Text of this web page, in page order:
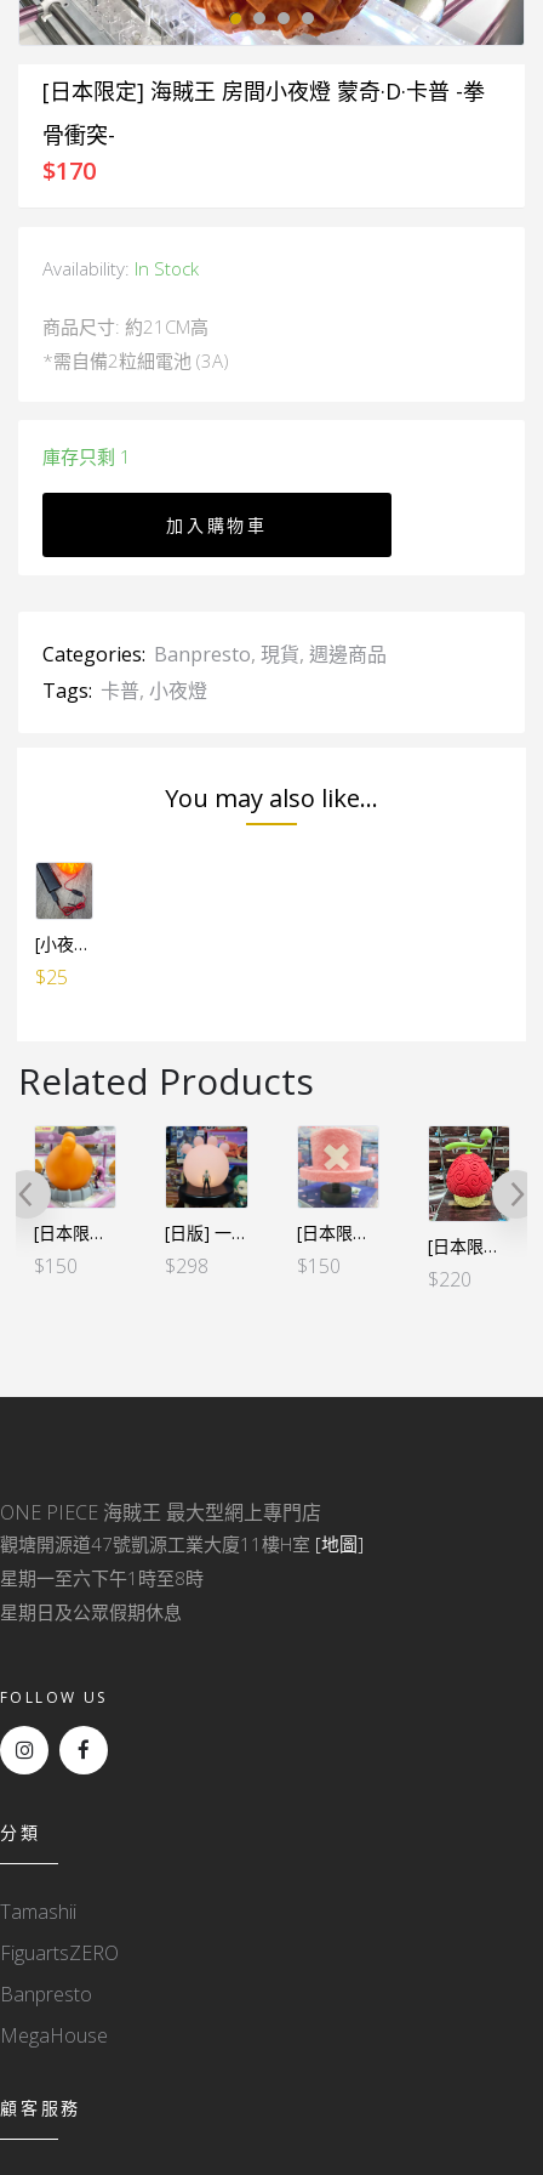
[日本限定] 海賊王 房間小夜燈 蒙奇·D·卡普 -拳
骨衝突-
$170
Availability: In Stock
商品尺寸: 約21CM高
*需自備2粒細電池 (3A)
庫存只剩 1
加入購物車
Categories: Banpresto, 現貨, 週邊商品
Tags: 卡普, 小夜燈
You may also like...
[小夜燈專用] USB小電池 線1米長 (有開關制)
$25
Related Products
[日本限定] 海賊王 房間小夜燈 – 父之記憶 大熊&邦妮
$150
[日版] 一番くじ -革命の炎-D賞 小夜燈 ルフィから弾き飛ばした“痛み”と“疲労”ルームライト
$298
[日本限定] 海賊王 房間小夜燈 – 索柏 粉紅帽 兩年前Ver.
$150
[日本限定] 海賊王 惡魔果實 房間小夜燈 – 人人果實 索柏
$220
ONE PIECE 海賊王 最大型網上專門店
觀塘開源道47號凱源工業大廈11樓H室 [地圖]
星期一至六下午1時至8時
星期日及公眾假期休息
FOLLOW US
分類
Tamashii
FiguartsZERO
Banpresto
MegaHouse
顧客服務